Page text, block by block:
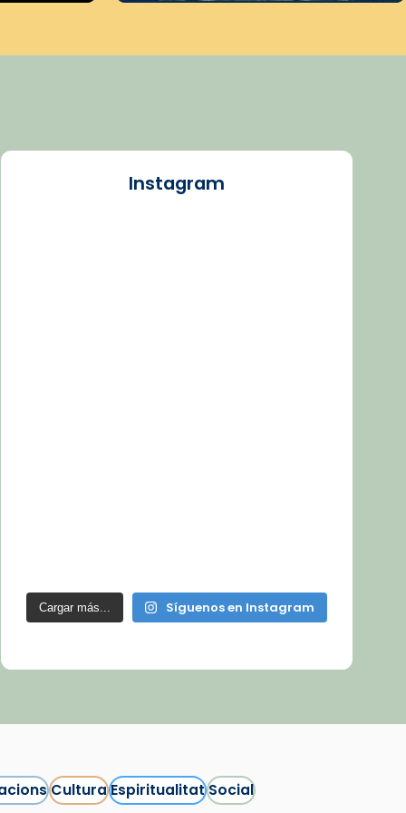
Instagram
Cargar más... Síguenos en Instagram
CulturaEspiritualitatSocial